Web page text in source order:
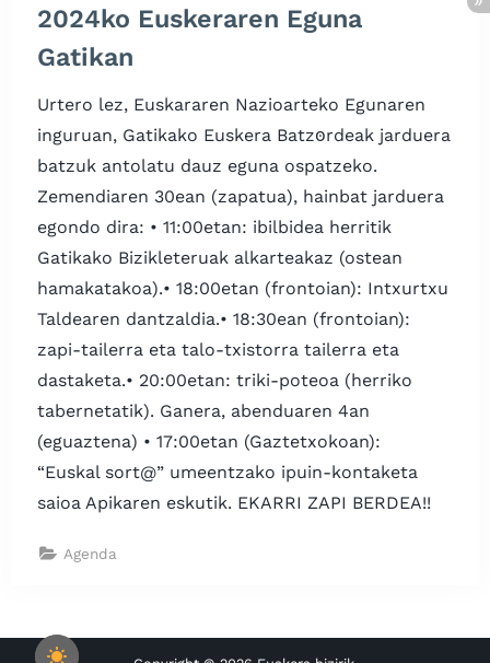
2024ko Euskeraren Eguna
Gatikan
Urtero lez, Euskararen Nazioarteko Egunaren
inguruan, Gatikako Euskera Batzꙩ​rdeak jarduera
batzuk antolatu dauz eguna ospatzeko.​​
Zemendiaren 30ean (zapatua), hainbat jarduera
egondo dira:​ • 11:00etan: ibilbidea herritik
Gatikako Bizikleteruak alkarteakaz (ostean
hamakatakoa).• 18:00etan (frontoian): Intxurtxu
Taldearen dantzaldia.• 18:30ean (frontoian)​:
zapi-tailerra eta talo-txistorra tailerra eta
dastaketa.• 20:00etan: triki-poteoa (herriko
tabernetatik). Ganera, abenduaren 4an
(eguaztena) • 17:00etan (Gaztetxokoan):
“Euskal sort@” umeentzako ipuin-kontaketa
saioa Apikaren eskutik. EKARRI ZAPI BERDEA!!
Agenda